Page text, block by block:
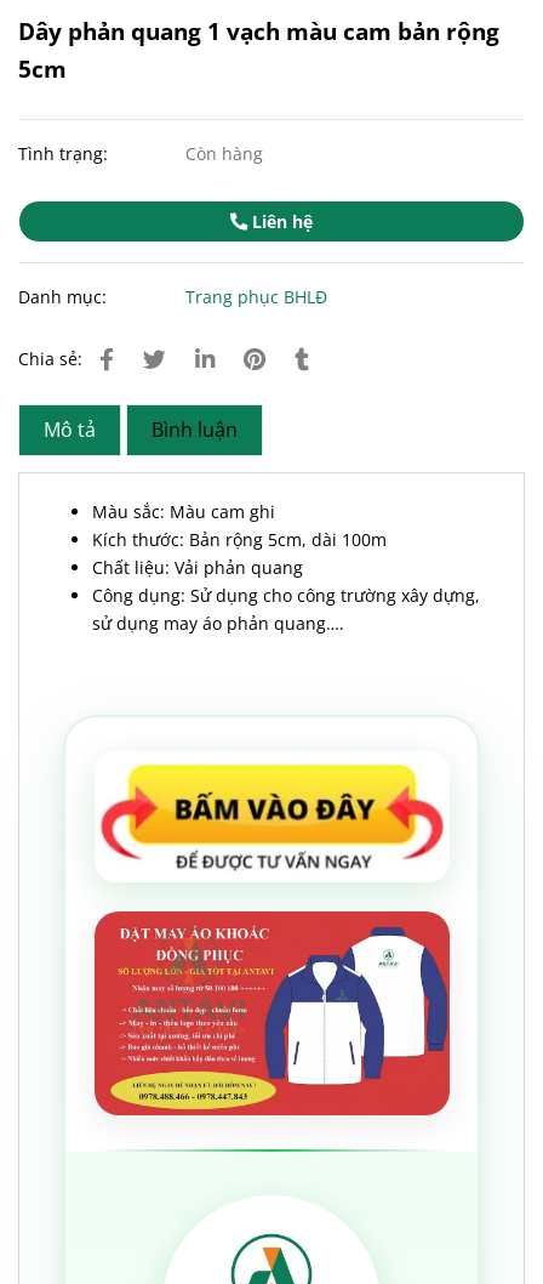
Dây phản quang 1 vạch màu cam bản rộng
5cm
Tình trạng: Còn hàng
Liên hệ
Danh mục: Trang phục BHLĐ
Chia sẻ:
Mô tả Bình luận
Màu sắc: Màu cam ghi
Kích thước: Bản rộng 5cm, dài 100m
Chất liệu: Vải phản quang
Công dụng: Sử dụng cho công trường xây dựng,
sử dụng may áo phản quang….